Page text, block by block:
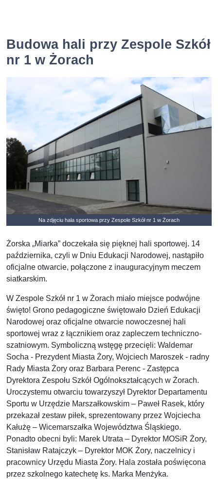
Budowa hali przy Zespole Szkół
nr 1 w Żorach
Na zdjęciu hala sportowa przy Zespole Szkół nr 1 w Żorach
Żorska „Miarka” doczekała się pięknej hali sportowej. 14
października, czyli w Dniu Edukacji Narodowej, nastąpiło
oficjalne otwarcie, połączone z inauguracyjnym meczem
siatkarskim.
W Zespole Szkół nr 1 w Żorach miało miejsce podwójne
święto! Grono pedagogiczne świętowało Dzień Edukacji
Narodowej oraz oficjalne otwarcie nowoczesnej hali
sportowej wraz z łącznikiem oraz zapleczem techniczno-
szatniowym. Symboliczną wstęgę przecięli: Waldemar
Socha - Prezydent Miasta Żory, Wojciech Maroszek - radny
Rady Miasta Żory oraz Barbara Perenc - Zastępca
Dyrektora Zespołu Szkół Ogólnokształcących w Żorach.
Uroczystemu otwarciu towarzyszył Dyrektor Departamentu
Sportu w Urzędzie Marszałkowskim – Paweł Rasek, który
przekazał zestaw piłek, sprezentowany przez Wojciecha
Kałużę – Wicemarszałka Województwa Śląskiego.
Ponadto obecni byli: Marek Utrata – Dyrektor MOSiR Żory,
Stanisław Ratajczyk – Dyrektor MOK Żory, naczelnicy i
pracownicy Urzędu Miasta Żory. Hala została poświęcona
przez szkolnego katechetę ks. Marka Menżyka.